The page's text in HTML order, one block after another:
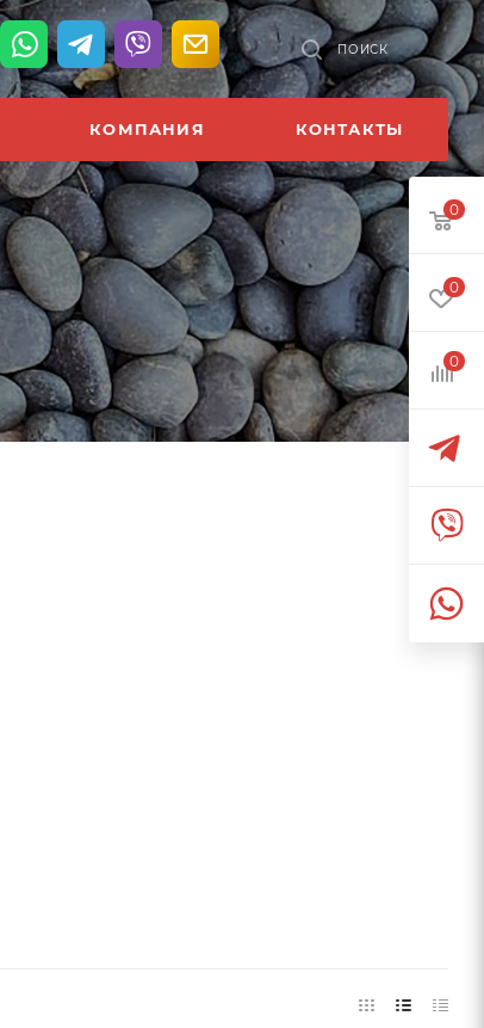
ПОИСК
КОМПАНИЯ КОНТАКТЫ
0
0
0